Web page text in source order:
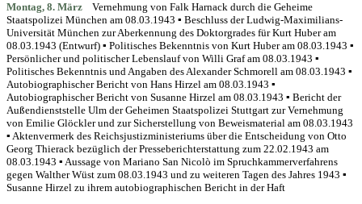
Montag, 8. März
Vernehmung von Falk Harnack durch die Geheime
Staatspolizei München am 08.03.1943 ▪ Beschluss der Ludwig-Maximilians-
Universität München zur Aberkennung des Doktorgrades für Kurt Huber am
08.03.1943 (Entwurf) ▪ Politisches Bekenntnis von Kurt Huber am 08.03.1943 ▪
Persönlicher und politischer Lebenslauf von Willi Graf am 08.03.1943 ▪
Politisches Bekenntnis und Angaben des Alexander Schmorell am 08.03.1943 ▪
Autobiographischer Bericht von Hans Hirzel am 08.03.1943 ▪
Autobiographischer Bericht von Susanne Hirzel am 08.03.1943 ▪ Bericht der
Außendienststelle Ulm der Geheimen Staatspolizei Stuttgart zur Vernehmung
von Emilie Glöckler und zur Sicherstellung von Beweismaterial am 08.03.1943
▪ Aktenvermerk des Reichsjustizministeriums über die Entscheidung von Otto
Georg Thierack bezüglich der Presseberichterstattung zum 22.02.1943 am
08.03.1943 ▪ Aussage von Mariano San Nicolò im Spruchkammerverfahrens
gegen Walther Wüst zum 08.03.1943 und zu weiteren Tagen des Jahres 1943 ▪
Susanne Hirzel zu ihrem autobiographischen Bericht in der Haft